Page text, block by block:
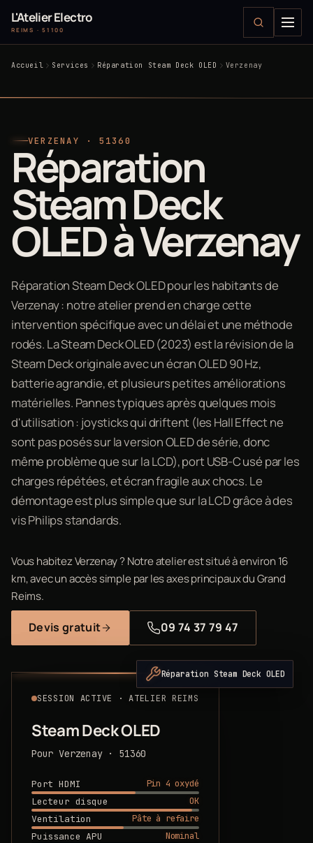
L'Atelier Electro
REIMS · 51100
Accueil Services Réparation Steam Deck OLED Verzenay
VERZENAY · 51360
Réparation
Steam Deck
OLED à Verzenay
Réparation Steam Deck OLED pour les habitants de
Verzenay : notre atelier prend en charge cette
intervention spécifique avec un délai et une méthode
rodés. La Steam Deck OLED (2023) est la révision de la
Steam Deck originale avec un écran OLED 90 Hz,
batterie agrandie, et plusieurs petites améliorations
matérielles. Pannes typiques après quelques mois
d'utilisation : joysticks qui driftent (les Hall Effect ne
sont pas posés sur la version OLED de série, donc
même problème que sur la LCD), port USB-C usé par les
charges répétées, et écran fragile aux chocs. Le
démontage est plus simple que sur la LCD grâce à des
vis Philips standards.
Vous habitez Verzenay ? Notre atelier est situé à environ 16
km, avec un accès simple par les axes principaux du Grand
Reims.
Devis gratuit 09 74 37 79 47
SESSION ACTIVE · ATELIER REIMS
Steam Deck OLED
Pour Verzenay · 51360
Port HDMI
Pin 4 oxydé
Lecteur disque
OK
Ventilation
Pâte à refaire
Puissance APU
Nominal
Réparation Steam Deck OLED